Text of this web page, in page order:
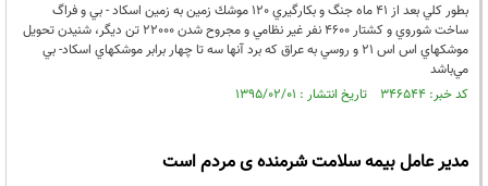
بطور كلي بعد از 41 ماه جنگ و بكارگيري 120 موشك زمين به زمين اسكاد - بي و فراگ
ساخت شوروي و كشتار 4600 نفر غير نظامي و مجروح شدن 22000 تن ديگر، شنيدن تحويل
موشكهاي اس اس 21 و روسي به عراق كه برد آنها سه تا چهار برابر موشكهاي اسكاد- بي
مي‌باشد
کد خبر: ۳۴۶۵۴۴ تاریخ انتشار : ۱۳۹۵/۰۲/۰۱
مدیر عامل بیمه سلامت شرمنده ی مردم است